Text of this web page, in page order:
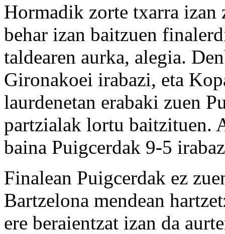
Hormadik zorte txarra izan
behar izan baitzuen
taldearen aurka, alegia.
Gironakoei irabazi, eta
laurdenetan erabaki zuen
partzialak lortu baitzituen.
baina Puigcerdak 9-5
Finalean Puigcerdak ez
Bartzelona mendean
ere beraientzat izan da